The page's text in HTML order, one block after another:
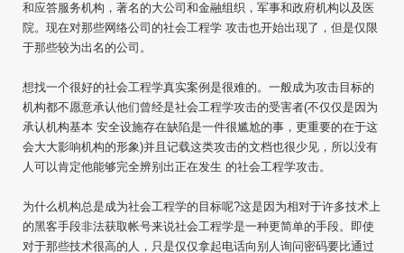
和应答服务机构，著名的大公司和金融组织，军事和政府机构以及医
院。现在对那些网络公司的社会工程学 攻击也开始出现了，但是仅限
于那些较为出名的公司。
想找一个很好的社会工程学真实案例是很难的。一般成为攻击目标的
机构都不愿意承认他们曾经是社会工程学攻击的受害者(不仅仅是因为
承认机构基本 安全设施存在缺陷是一件很尴尬的事，更重要的在于这
会大大影响机构的形象)并且记载这类攻击的文档也很少见，所以没有
人可以肯定他能够完全辨别出正在发生 的社会工程学攻击。
为什么机构总是成为社会工程学的目标呢?这是因为相对于许多技术上
的黑客手段非法获取帐号来说社会工程学是一种更简单的手段。即使
对于那些技术很高的人，只是仅仅拿起电话向别人询问密码要比通过